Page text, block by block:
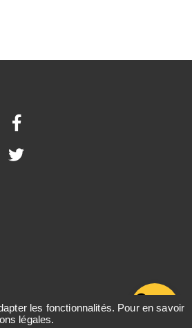
Facebook
Twitter
les fonctionnalités. Pour en savoir
légales.